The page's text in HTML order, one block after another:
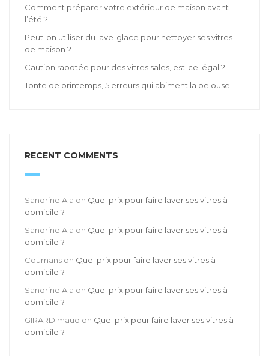
Comment préparer votre extérieur de maison avant
l’été ?
Peut-on utiliser du lave-glace pour nettoyer ses vitres
de maison ?
Caution rabotée pour des vitres sales, est-ce légal ?
Tonte de printemps, 5 erreurs qui abiment la pelouse
RECENT COMMENTS
Sandrine Ala on Quel prix pour faire laver ses vitres à
domicile ?
Sandrine Ala on Quel prix pour faire laver ses vitres à
domicile ?
Coumans on Quel prix pour faire laver ses vitres à
domicile ?
Sandrine Ala on Quel prix pour faire laver ses vitres à
domicile ?
GIRARD maud on Quel prix pour faire laver ses vitres à
domicile ?